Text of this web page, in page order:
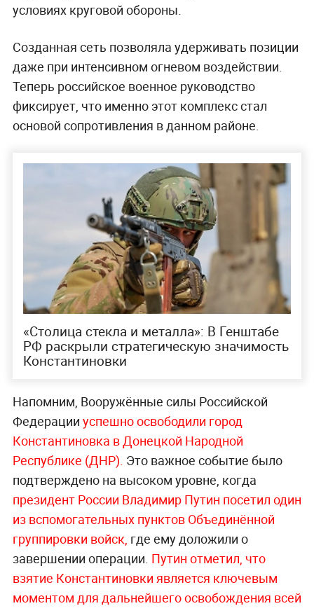
условиях круговой обороны.
Созданная сеть позволяла удерживать позиции
даже при интенсивном огневом воздействии.
Теперь российское военное руководство
фиксирует, что именно этот комплекс стал
основой сопротивления в данном районе.
«Столица стекла и металла»: В Генштабе
РФ раскрыли стратегическую значимость
Константиновки
Напомним, Вооружённые силы Российской
Федерации успешно освободили город
Константиновка в Донецкой Народной
Республике (ДНР). Это важное событие было
подтверждено на высоком уровне, когда
президент России Владимир Путин посетил один
из вспомогательных пунктов Объединённой
группировки войск, где ему доложили о
завершении операции. Путин отметил, что
взятие Константиновки является ключевым
моментом для дальнейшего освобождения всей